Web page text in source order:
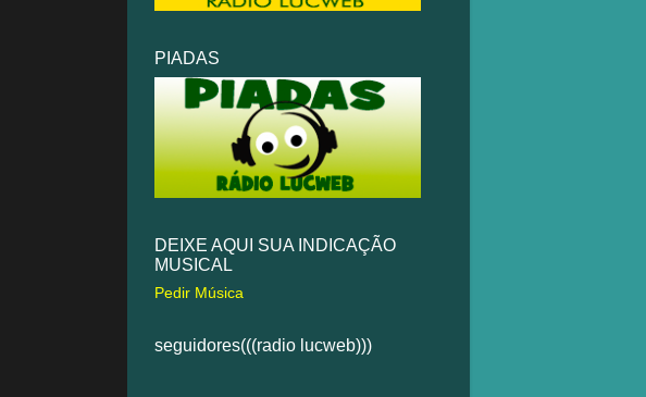
PIADAS
DEIXE AQUI SUA INDICAÇÃO
MUSICAL
Pedir Música
seguidores(((radio lucweb)))